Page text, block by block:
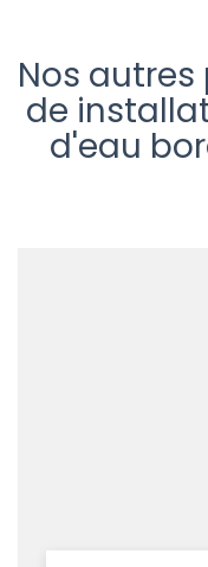
Nos
de
d'eau